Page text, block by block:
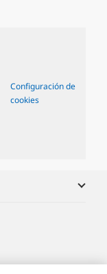
Configuración de
cookies